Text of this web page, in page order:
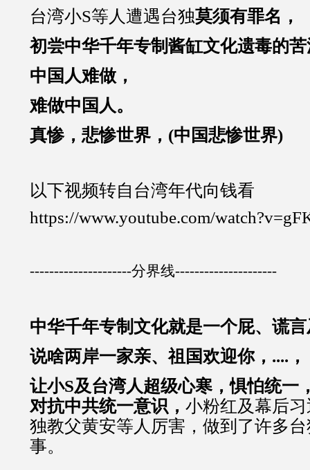
台湾小S等人遭遇台独莫须有罪名，
初尝中华千年专制酱缸文化遗毒的
中国人难做，
难做中国人。
真惨，悲惨世界，(中国悲惨世界)
以下视频转自台湾年代向钱看
https://www.youtube.com/
---------------------分界线---------------------
中华千年专制文化就是一个屁、谎言
说啥两岸一家亲、祖国欢迎你，....，
让小S及台湾人超级心寒，惧怕统一
对抗中共统一意识， 小粉红及幕后
独教父黄安等人厉害，做到了许多
事。